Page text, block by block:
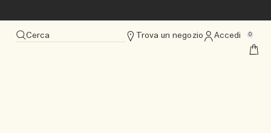
Cerca Trova un negozio Accedi 0